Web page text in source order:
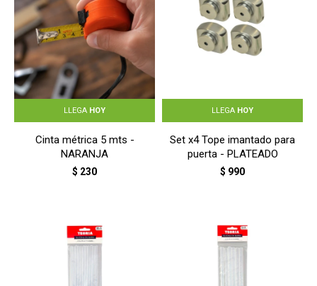
LLEGA HOY
Cinta métrica 5 mts -
NARANJA
$ 230
LLEGA HOY
Set x4 Tope imantado para
puerta - PLATEADO
$ 990